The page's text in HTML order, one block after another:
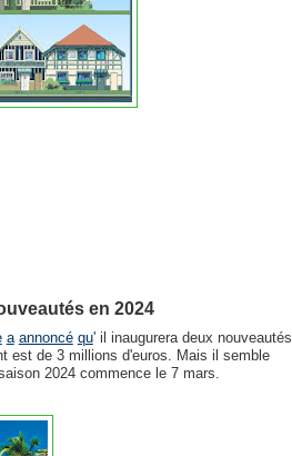
en 2024
a annoncé qu' il inaugurera deux nouveautés
est de 3 millions d'euros. Mais il semble
2024 commence le 7 mars.